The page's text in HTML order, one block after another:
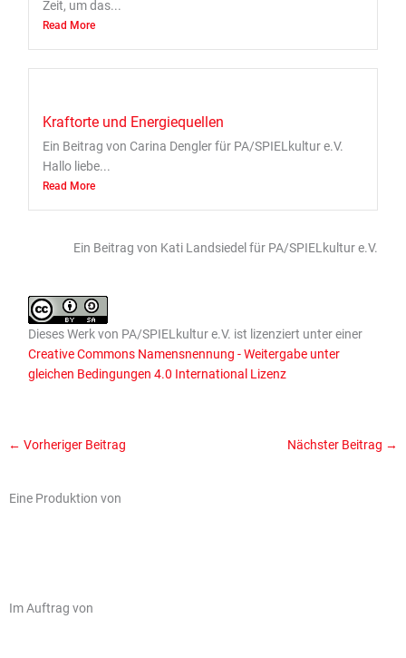
Zeit, um das...
Read More
Kraftorte und Energiequellen
Ein Beitrag von Carina Dengler für PA/SPIELkultur e.V.
Hallo liebe...
Read More
Ein Beitrag von Kati Landsiedel für PA/SPIELkultur e.V.
DiesesWerkvon PA/SPIELkultur e.V. ist lizenziert unter einer
Creative Commons Namensnennung - Weitergabe unter
gleichen Bedingungen 4.0 International Lizenz
← Vorheriger Beitrag Nächster Beitrag →
Eine Produktion von
Im Auftrag von